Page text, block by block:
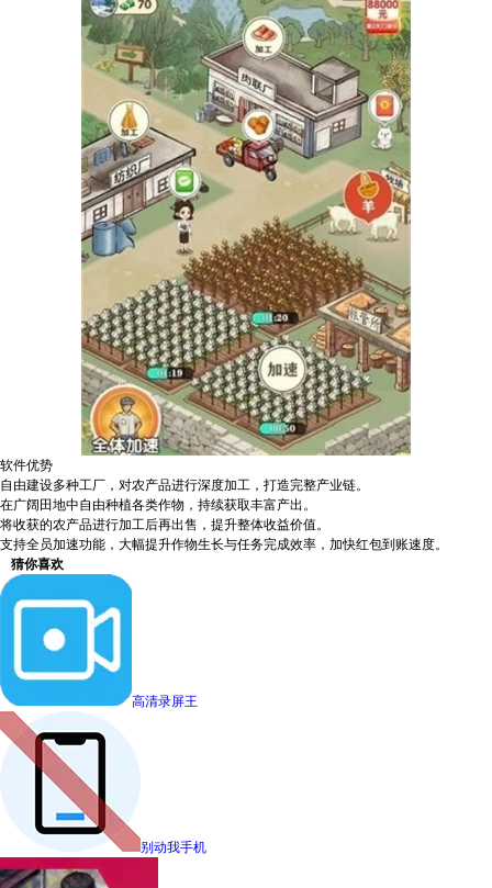
软件优势
自由建设多种工厂，对农产品进行深度加工，打造完整产业链。
在广阔田地中自由种植各类作物，持续获取丰富产出。
将收获的农产品进行加工后再出售，提升整体收益价值。
支持全员加速功能，大幅提升作物生长与任务完成效率，加快红包到账速度。
猜你喜欢
高清录屏王
别动我手机